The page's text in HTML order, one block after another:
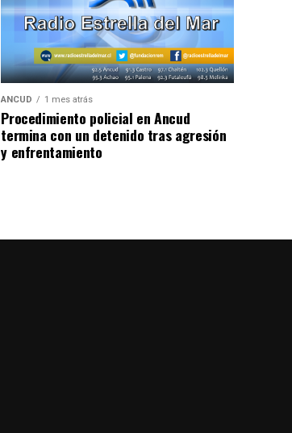
ANCUD 1 mes atrás
Procedimiento policial en Ancud
termina con un detenido tras agresión
y enfrentamiento